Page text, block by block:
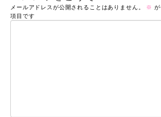
メールアドレスが公開されることはありません。 ※
項目です